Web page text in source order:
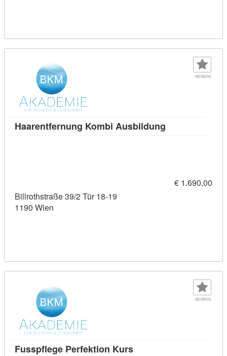
MERKEN
Haarentfernung Kombi Ausbildung
€ 1.690,00
Billrothstraße 39/2 Tür 18-19
1190 Wien
MERKEN
Fusspflege Perfektion KursKursdetail: Fusspflege